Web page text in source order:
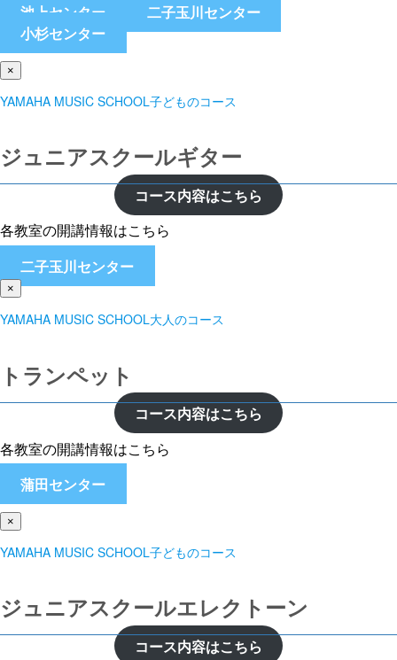
池上センター
二子玉川センター
小杉センター
×
YAMAHA MUSIC SCHOOL子どものコース
ジュニアスクールギター
コース内容はこちら
各教室の開講情報はこちら
二子玉川センター
×
YAMAHA MUSIC SCHOOL大人のコース
トランペット
コース内容はこちら
各教室の開講情報はこちら
蒲田センター
×
YAMAHA MUSIC SCHOOL子どものコース
ジュニアスクールエレクトーン
コース内容はこちら